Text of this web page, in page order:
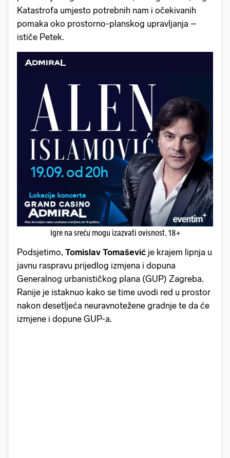
Katastrofa umjesto potrebnih nam i očekivanih
pomaka oko prostorno-planskog upravljanja –
ističe Petek.
Igre na sreću mogu izazvati ovisnost. 18+
Podsjetimo, Tomislav Tomašević je krajem lipnja u
javnu raspravu prijedlog izmjena i dopuna
Generalnog urbanističkog plana (GUP) Zagreba.
Ranije je istaknuo kako se time uvodi red u prostor
nakon desetljeća neuravnotežene gradnje te da će
izmjene i dopune GUP-a.